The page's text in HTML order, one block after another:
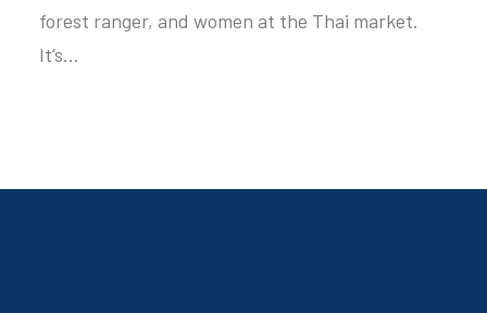
forest ranger, and women at the Thai market.
It’s…